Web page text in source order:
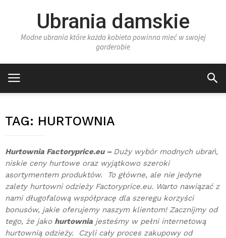
Ubrania damskie
Modne ubrania które każda kobieta powinna mieć w swojej
garderobie
TAG: HURTOWNIA
Hurtownia Factoryprice.eu – Duży wybór modnych ubrań,
niskie ceny hurtowe oraz wyjątkowo szeroki
asortymentem produktów. To główne, ale nie jedyne
zalety hurtowni odzieży Factoryprice.eu. Warto nawiązać z
nami długofalową współpracę dla szeregu korzyści
bonusów, jakie oferujemy naszym klientom! Zacznijmy od
tego, że jako hurtownia jesteśmy w pełni internetową
hurtownią odzieży. Czyli cały proces zakupowy od